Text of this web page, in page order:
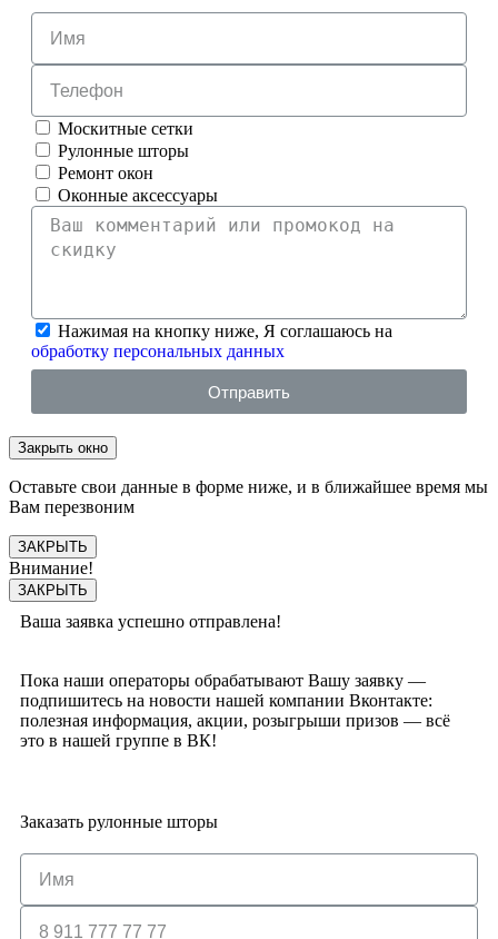
Москитные сетки
Рулонные шторы
Ремонт окон
Оконные аксессуары
Нажимая на кнопку ниже, Я соглашаюсь на
обработку персональных данных
Отправить
Закрыть окно
Оставьте свои данные в форме ниже, и в ближайшее время мы
Вам перезвоним
ЗАКРЫТЬ
Внимание!
ЗАКРЫТЬ
Ваша заявка успешно отправлена!
Пока наши операторы обрабатывают Вашу заявку —
подпишитесь на новости нашей компании Вконтакте:
полезная информация, акции, розыгрыши призов — всё
это в нашей группе в ВК!
Заказать рулонные шторы